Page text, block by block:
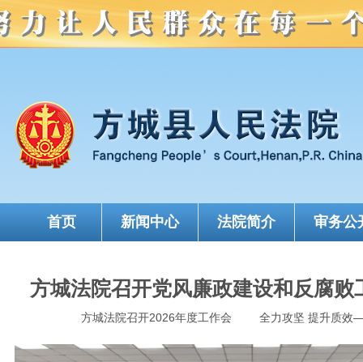
首页 新闻中心 法院简介 审务公
方城法院召开党风廉政建设和反腐败
方城法院召开2026年度工作会 全力攻坚 提升质效